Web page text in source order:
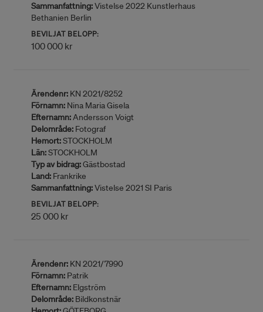
Sammanfattning:Vistelse 2022 Kunstlerhaus
Bethanien Berlin
BEVILJAT BELOPP:
100 000 kr
Ärendenr: KN 2021/8252
Förnamn: Nina Maria Gisela
Efternamn:Andersson Voigt
Delområde: Fotograf
Hemort:STOCKHOLM
Län:STOCKHOLM
Typ av bidrag:Gästbostad
Land: Frankrike
Sammanfattning:Vistelse 2021 SI Paris
BEVILJAT BELOPP:
25 000 kr
Ärendenr: KN 2021/7990
Förnamn: Patrik
Efternamn: Elgström
Delområde: Bildkonstnär